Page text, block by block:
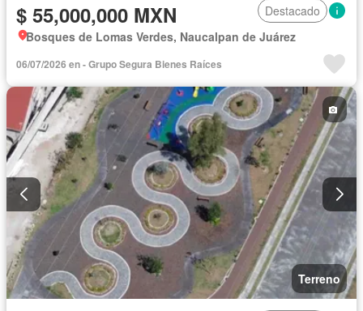
$ 55,000,000 MXN
Destacado
Bosques de Lomas Verdes, Naucalpan de Juárez
06/07/2026 en - Grupo Segura Bienes Raíces
Terreno